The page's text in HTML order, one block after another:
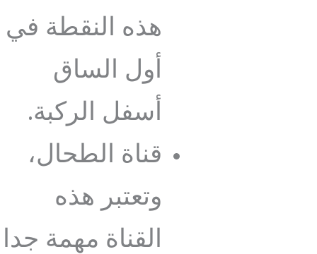
هذه النقطة في
أول الساق
أسفل الركبة.
قناة الطحال،
وتعتبر هذه
القناة مهمة جدا